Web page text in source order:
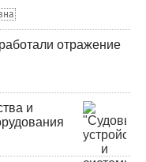
отражение
и